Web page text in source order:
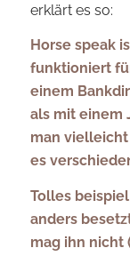
erklärt es so:
Horse speak
funktioniert
einem
als mit einem
man
es
Tolles beispiel
anders
mag ihn nicht